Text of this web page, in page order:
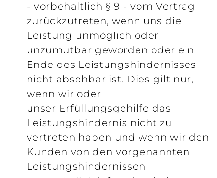
- vorbehaltlich § 9 - vom Vertrag
zurückzutreten, wenn uns die
Leistung unmöglich oder
unzumutbar geworden oder ein
Ende des Leistungshindernisses
nicht absehbar ist. Dies gilt nur,
wenn wir oder
unser Erfüllungsgehilfe das
Leistungshindernis nicht zu
vertreten haben und wenn wir den
Kunden von den vorgenannten
Leistungshindernissen